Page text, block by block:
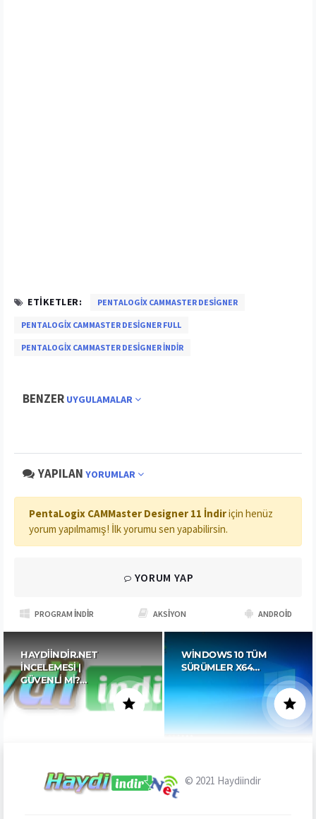
PROGRAM İNDIR AKSIYON ANDROID
HAYDIINDIR.NET
İNCELEMESI |
GÜVENLI MI?…
WINDOWS 10 TÜM
SÜRÜMLER X64…
ETIKETLER: PENTALOGIX CAMMASTER DESIGNER
PENTALOGIX CAMMASTER DESIGNER FULL
PENTALOGIX CAMMASTER DESIGNER INDIR
BENZER UYGULAMALAR
YAPILAN YORUMLAR
PentaLogix CAMMaster Designer 11 İndiriçin henüz
yorum yapılmamış! İlk yorumu sen yapabilirsin.
YORUM YAP
© 2021 Haydiindir